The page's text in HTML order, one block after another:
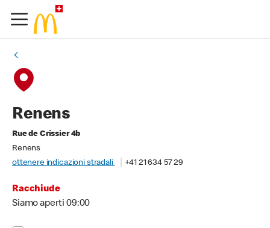
Renens
Rue de Crissier 4b
Renens
ottenere indicazioni stradali
+41 21 634 57 29
Racchiude
Siamo aperti 09:00